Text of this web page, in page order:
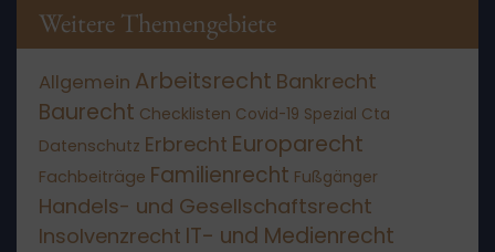
Weitere Themengebiete
Allgemein Arbeitsrecht Bankrecht
Baurecht Checklisten Covid-19 Spezial Cta
Datenschutz Erbrecht Europarecht
Fachbeiträge Familienrecht Fußgänger
Handels- und Gesellschaftsrecht
Insolvenzrecht IT- und Medienrecht